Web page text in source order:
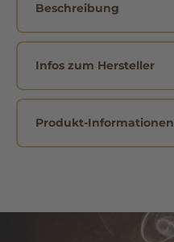
Beschreibung
Infos zum Hersteller
Produkt-Informationen